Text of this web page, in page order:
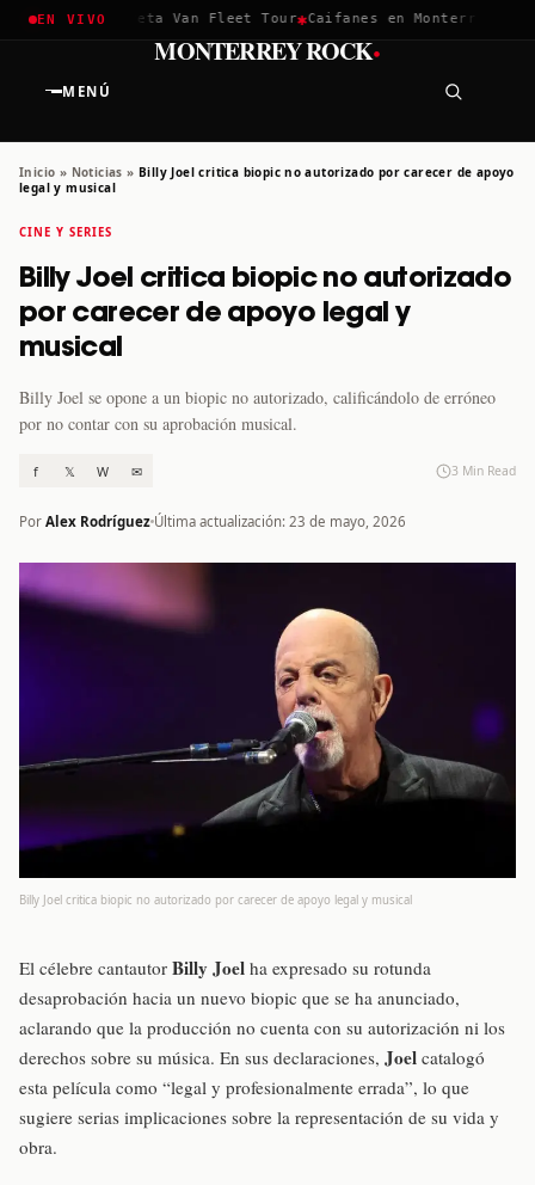
EN VIVO
2026 ✱Greta Van Fleet Tour✱Caifanes en Monterrey · 12
MENÚ
MONTERREY ROCK·
Inicio » Noticias » Billy Joel critica biopic no autorizado por carecer de apoyo
legal y musical
CINE Y SERIES
Billy Joel critica biopic no autorizado
por carecer de apoyo legal y
musical
Billy Joel se opone a un biopic no autorizado, calificándolo de erróneo
por no contar con su aprobación musical.
f 𝕏 W ✉ 3 Min Read
Por Alex Rodríguez Última actualización: 23 de mayo, 2026
Billy Joel critica biopic no autorizado por carecer de apoyo legal y musical
El célebre cantautor Billy Joel ha expresado su rotunda
desaprobación hacia un nuevo biopic que se ha anunciado,
aclarando que la producción no cuenta con su autorización ni los
derechos sobre su música. En sus declaraciones, Joel catalogó
esta película como “legal y profesionalmente errada”, lo que
sugiere serias implicaciones sobre la representación de su vida y
obra.